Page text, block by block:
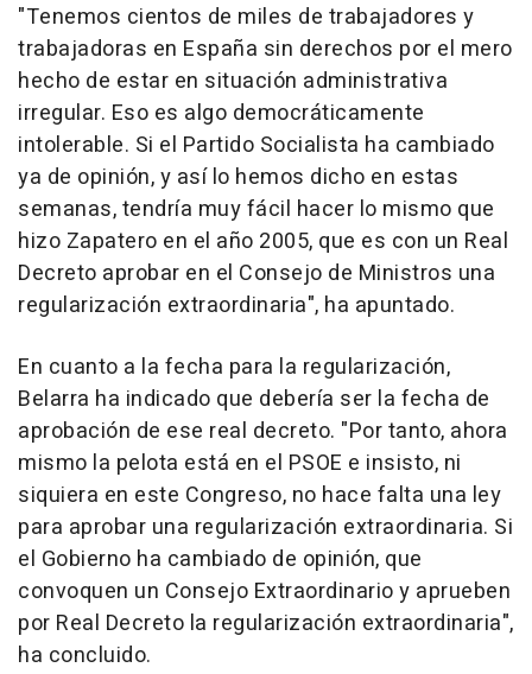
"Tenemos cientos de miles de trabajadores y
trabajadoras en España sin derechos por el mero
hecho de estar en situación administrativa
irregular. Eso es algo democráticamente
intolerable. Si el Partido Socialista ha cambiado
ya de opinión, y así lo hemos dicho en estas
semanas, tendría muy fácil hacer lo mismo que
hizo Zapatero en el año 2005, que es con un Real
Decreto aprobar en el Consejo de Ministros una
regularización extraordinaria", ha apuntado.
En cuanto a la fecha para la regularización,
Belarra ha indicado que debería ser la fecha de
aprobación de ese real decreto. "Por tanto, ahora
mismo la pelota está en el PSOE e insisto, ni
siquiera en este Congreso, no hace falta una ley
para aprobar una regularización extraordinaria. Si
el Gobierno ha cambiado de opinión, que
convoquen un Consejo Extraordinario y aprueben
por Real Decreto la regularización extraordinaria",
ha concluido.